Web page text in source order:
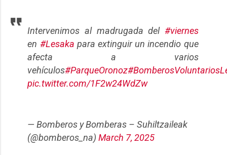
Intervenimos al madrugada del #viernes
en #Lesaka para extinguir un incendio que
afecta a varios
vehículos#ParqueOronoz
pic.twitter.com/1F2w24WdZw
— Bomberos y Bomberas – Suhiltzaileak
(@bomberos_na)March 7, 2025